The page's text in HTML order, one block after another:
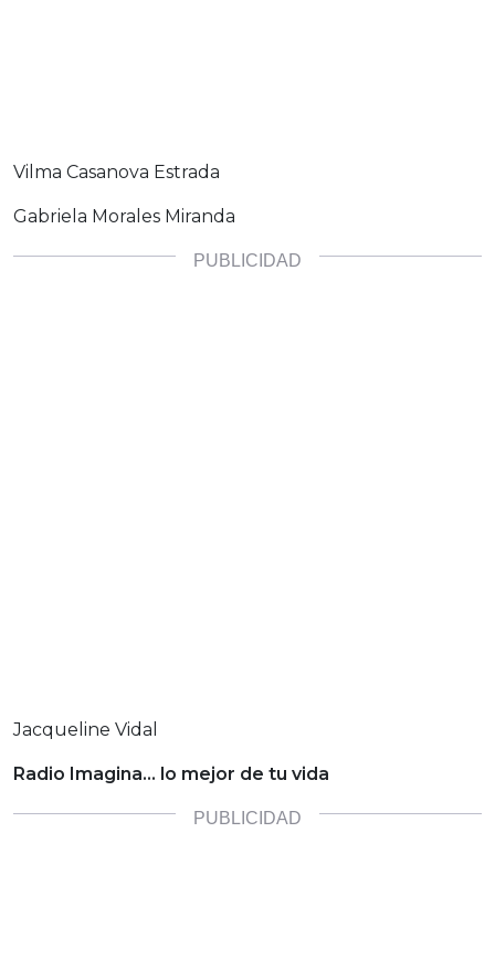
Vilma Casanova Estrada
Gabriela Morales Miranda
Jacqueline Vidal
Radio Imagina… lo mejor de tu vida